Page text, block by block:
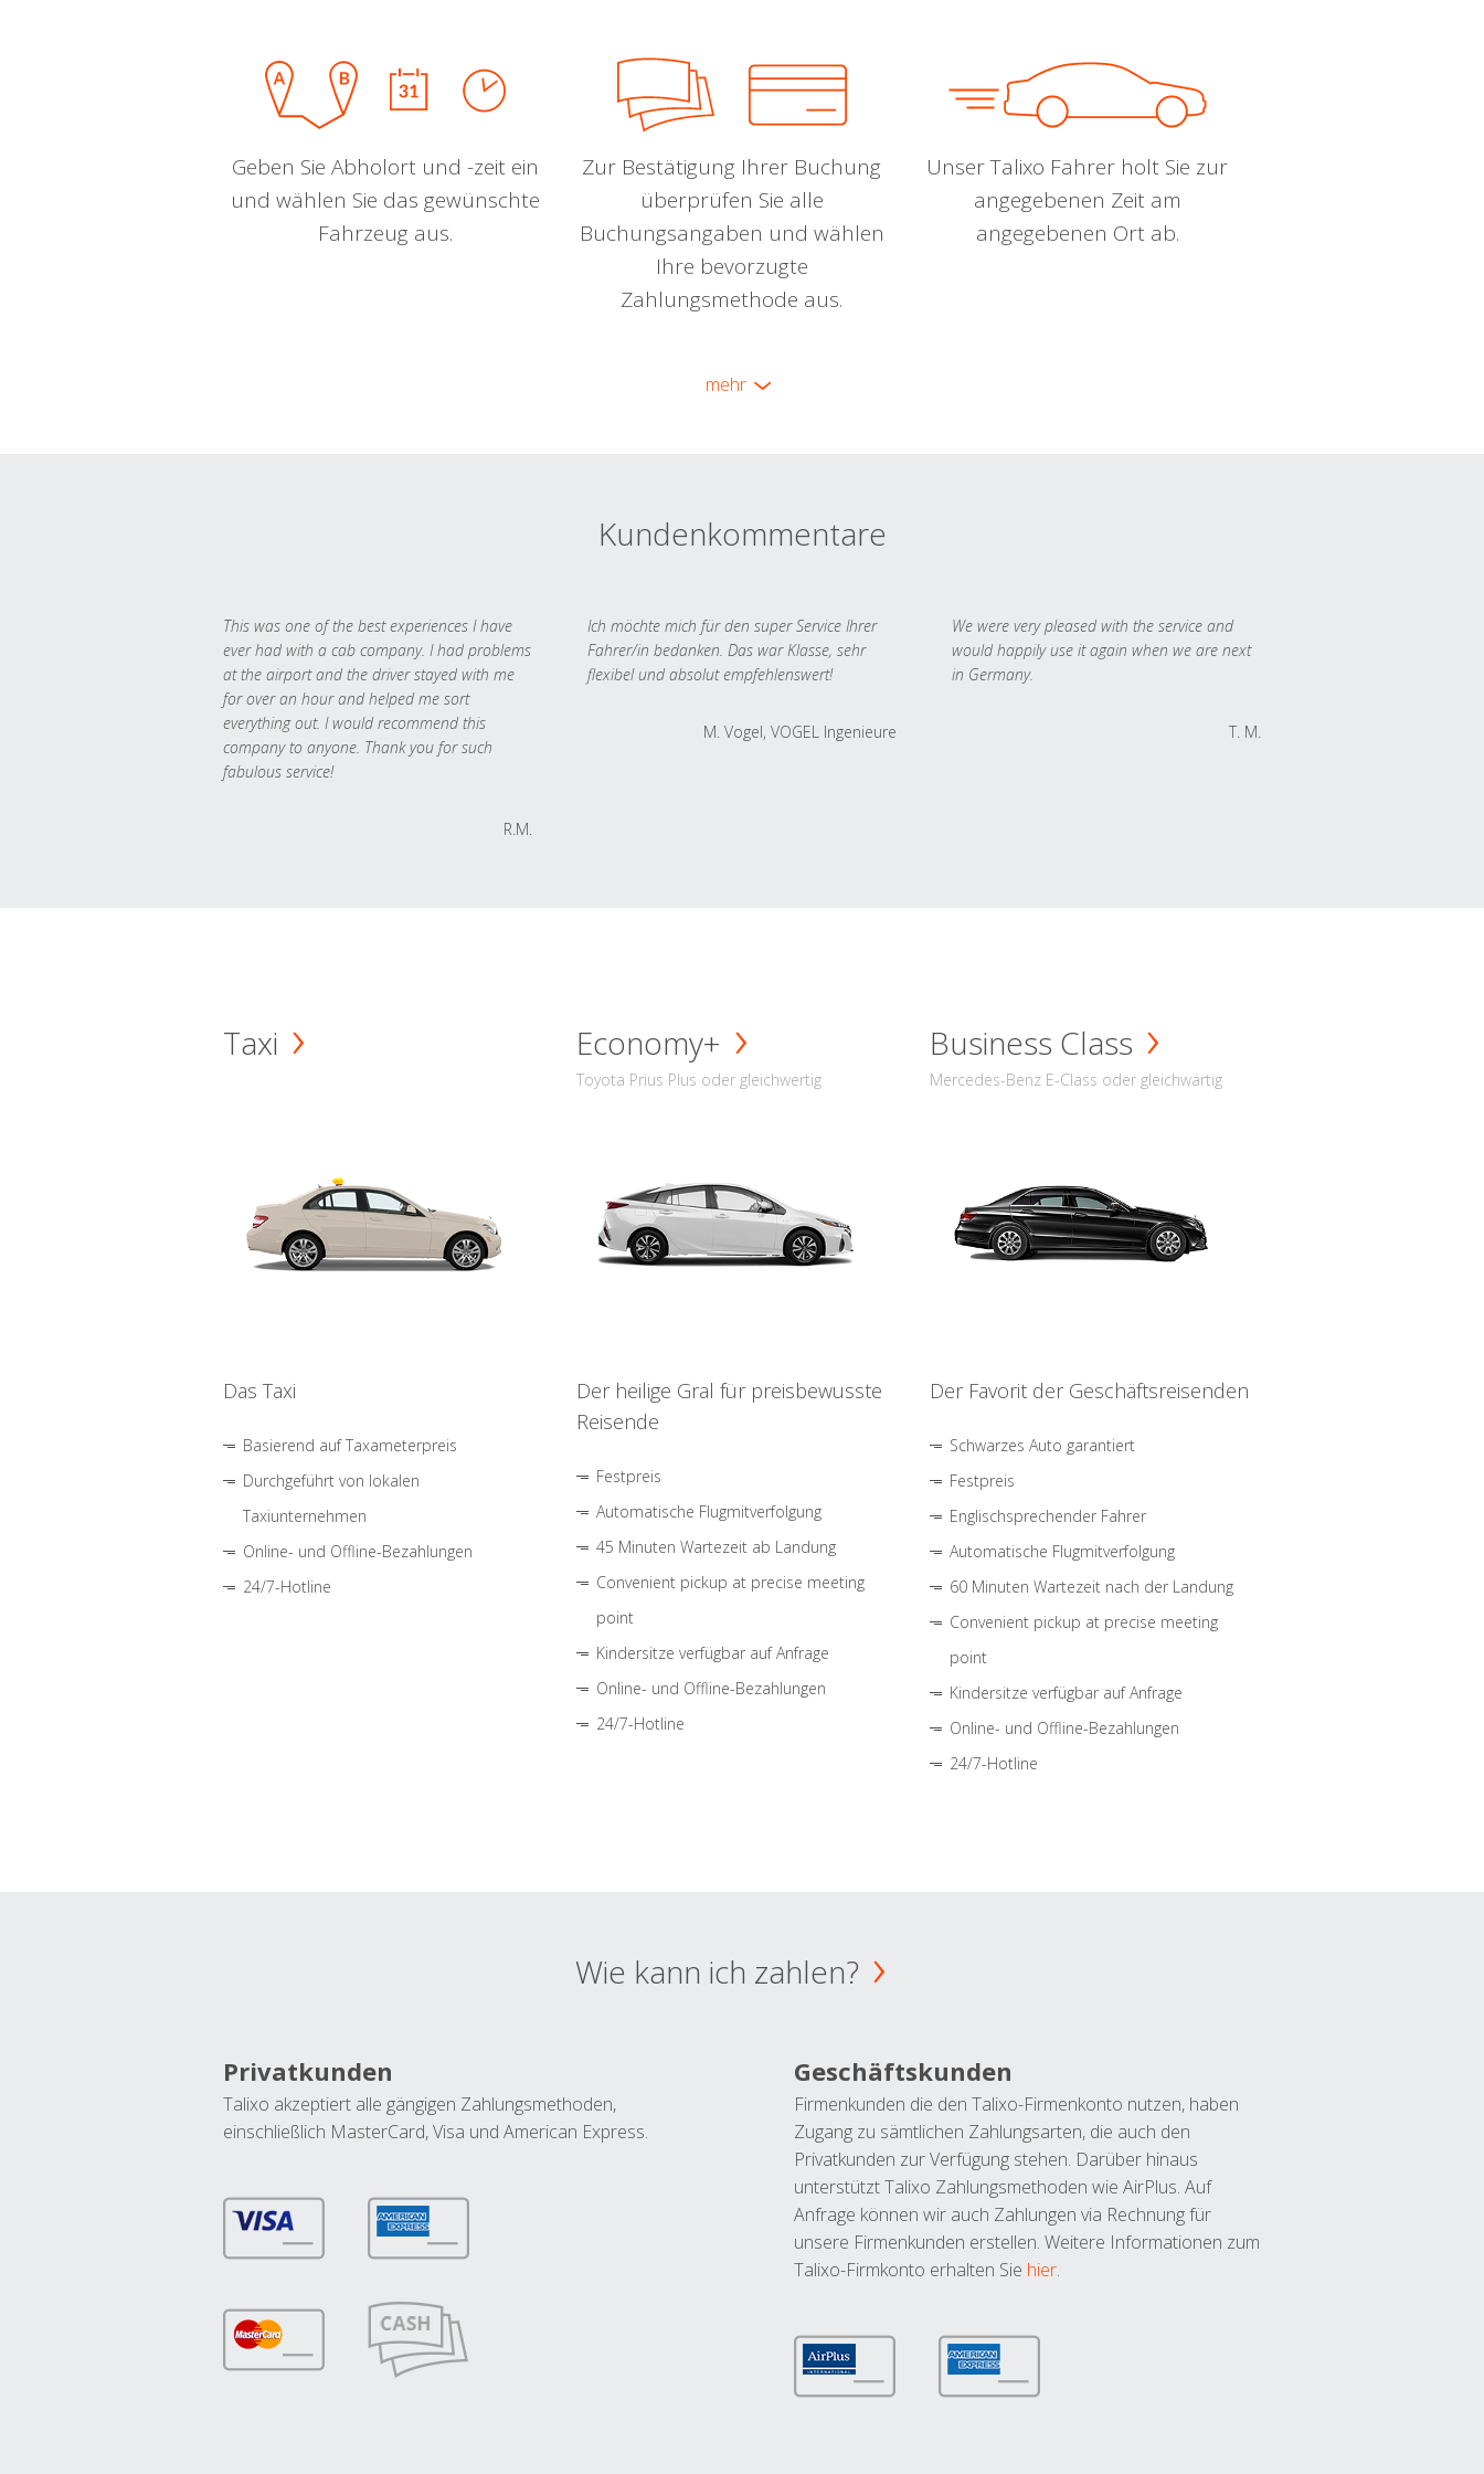
Geben Sie Abholort und -zeit ein
und wählen Sie das gewünschte
Fahrzeug aus.
Zur Bestätigung Ihrer Buchung
überprüfen Sie alle
Buchungsangaben und wählen
Ihre bevorzugte
Zahlungsmethode aus.
Unser Talixo Fahrer holt Sie zur
angegebenen Zeit am
angegebenen Ort ab.
mehr
Kundenkommentare
This was one of the best experiences I have
ever had with a cab company. I had problems
at the airport and the driver stayed with me
for over an hour and helped me sort
everything out. I would recommend this
company to anyone. Thank you for such
fabulous service!
R.M.
Ich möchte mich für den super Service Ihrer
Fahrer/in bedanken. Das war Klasse, sehr
flexibel und absolut empfehlenswert!
M. Vogel, VOGEL Ingenieure
We were very pleased with the service and
would happily use it again when we are next
in Germany.
T. M.
Taxi
Das Taxi
Basierend auf Taxameterpreis
Durchgeführt von lokalen
Taxiunternehmen
Online- und Offline-Bezahlungen
24/7-Hotline
Economy+
Toyota Prius Plus oder gleichwertig
Der heilige Gral für preisbewusste
Reisende
Festpreis
Automatische Flugmitverfolgung
45 Minuten Wartezeit ab Landung
Convenient pickup at precise meeting
point
Kindersitze verfügbar auf Anfrage
Online- und Offline-Bezahlungen
24/7-Hotline
Business Class
Mercedes-Benz E-Class oder gleichwärtig
Der Favorit der Geschäftsreisenden
Schwarzes Auto garantiert
Festpreis
Englischsprechender Fahrer
Automatische Flugmitverfolgung
60 Minuten Wartezeit nach der Landung
Convenient pickup at precise meeting
point
Kindersitze verfügbar auf Anfrage
Online- und Offline-Bezahlungen
24/7-Hotline
Wie kann ich zahlen?
Privatkunden
Talixo akzeptiert alle gängigen Zahlungsmethoden,
einschließlich MasterCard, Visa und American Express.
Geschäftskunden
Firmenkunden die den Talixo-Firmenkonto nutzen, haben
Zugang zu sämtlichen Zahlungsarten, die auch den
Privatkunden zur Verfügung stehen. Darüber hinaus
unterstützt Talixo Zahlungsmethoden wie AirPlus. Auf
Anfrage können wir auch Zahlungen via Rechnung für
unsere Firmenkunden erstellen. Weitere Informationen zum
Talixo-Firmkonto erhalten Sie hier.